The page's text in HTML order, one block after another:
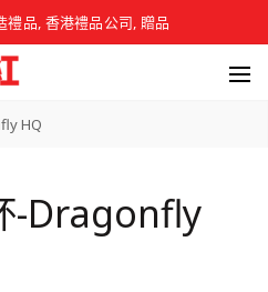
禮品, 香港禮品公司, 贈品
HQ
-Dragonfly